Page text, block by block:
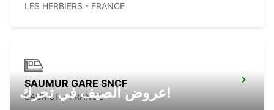
LES HERBIERS - FRANCE
SAUMUR GARE SNCF
SAUMUR - FRANCE عروض الصيف في تحرك!